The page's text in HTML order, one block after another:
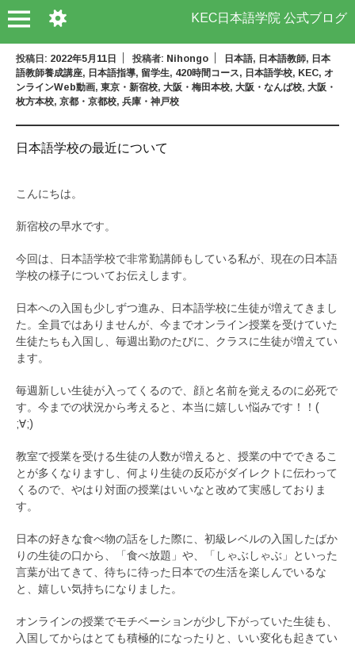
KEC日本語学院 公式ブログ
投稿日: 2022年5月11日 投稿者: Nihongo 日本語, 日本語教師, 日本
語教師養成講座, 日本語指導, 留学生, 420時間コース, 日本語学校, KEC, オ
ンラインWeb動画, 東京・新宿校, 大阪・梅田本校, 大阪・なんば校, 大阪・
枚方本校, 京都・京都校, 兵庫・神戸校
日本語学校の最近について
こんにちは。
新宿校の早水です。
今回は、日本語学校で非常勤講師もしている私が、現在の日本語
学校の様子についてお伝えします。
日本への入国も少しずつ進み、日本語学校に生徒が増えてきまし
た。全員ではありませんが、今までオンライン授業を受けていた
生徒たちも入国し、毎週出勤のたびに、クラスに生徒が増えてい
ます。
毎週新しい生徒が入ってくるので、顔と名前を覚えるのに必死で
す。今までの状況から考えると、本当に嬉しい悩みです！！(
;∀;)
教室で授業を受ける生徒の人数が増えると、授業の中でできるこ
とが多くなりますし、何より生徒の反応がダイレクトに伝わって
くるので、やはり対面の授業はいいなと改めて実感しておりま
す。
日本の好きな食べ物の話をした際に、初級レベルの入国したばか
りの生徒の口から、「食べ放題」や、「しゃぶしゃぶ」といった
言葉が出てきて、待ちに待った日本での生活を楽しんでいるな
と、嬉しい気持ちになりました。
オンラインの授業でモチベーションが少し下がっていた生徒も、
入国してからはとても積極的になったりと、いい変化も起きてい